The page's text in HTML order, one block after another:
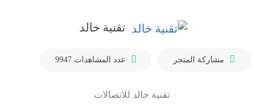
تقنية خالد
مشاركة المتجر عدد المشاهدات9947
تقنية خالد للاتصالات